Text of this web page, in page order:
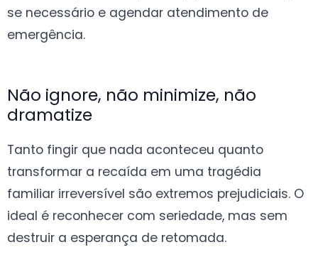
se necessário e agendar atendimento de
emergência.
Não ignore, não minimize, não
dramatize
Tanto fingir que nada aconteceu quanto
transformar a recaída em uma tragédia
familiar irreversível são extremos prejudiciais. O
ideal é reconhecer com seriedade, mas sem
destruir a esperança de retomada.